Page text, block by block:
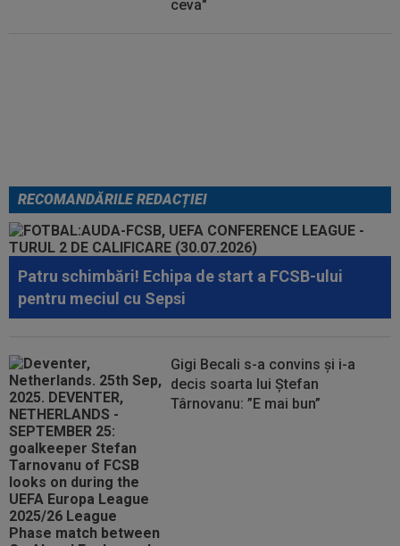
ceva"
RECOMANDĂRILE REDACȚIEI
Patru schimbări! Echipa de start a FCSB-ului
pentru meciul cu Sepsi
Gigi Becali s-a convins și i-a
decis soarta lui Ștefan
Târnovanu: ”E mai bun”